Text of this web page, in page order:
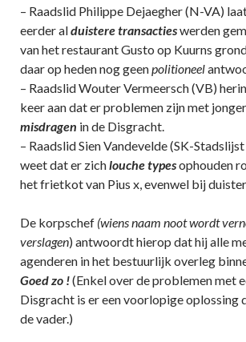
– Raadslid Philippe Dejaegher (N-VA)
eerder alduistere transactieswerden
van het restaurant Gusto op Kuurns
daar op heden nog geenpolitioneel
– Raadslid Wouter Vermeersch (VB)
keer aan dat er problemen zijn met
misdragen in de Disgracht.
– Raadslid Sien Vandevelde (SK-
weet dat er zichlouche typesophouden
het frietkot van Pius x, evenwel bij
De korpschef (wiens naam noot wordt
verslagen) antwoordt hierop dat hij alle
agenderen in het bestuurlijk overleg
Goed zo !(Enkel over de problemen met
Disgracht is er een voorlopige oplossing
de vader.)